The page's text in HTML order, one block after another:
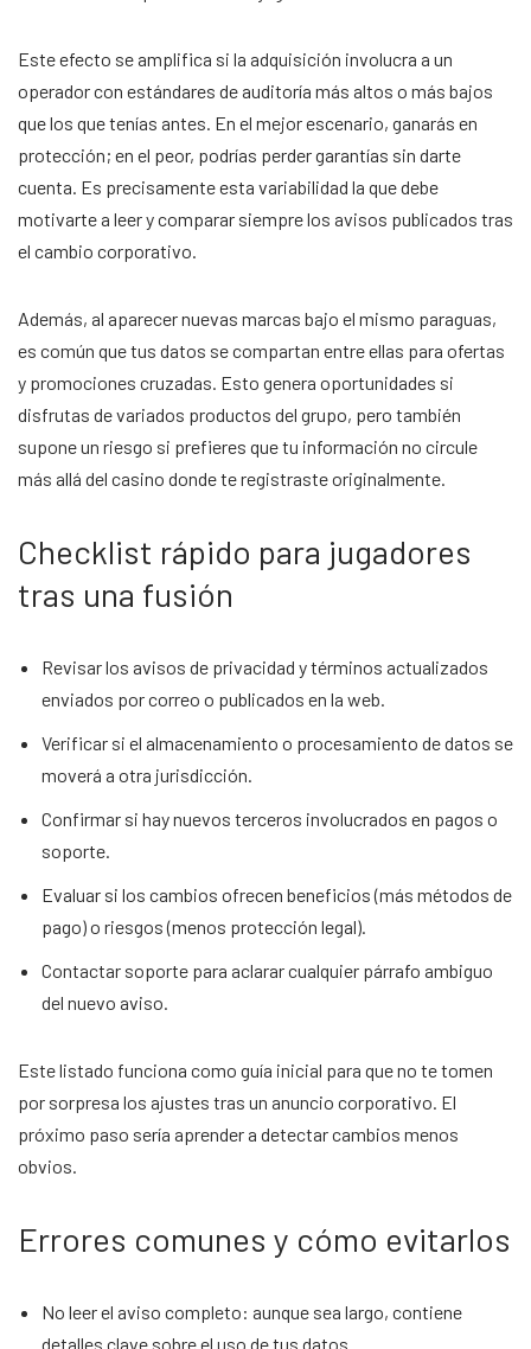
Este efecto se amplifica si la adquisición involucra a un
operador con estándares de auditoría más altos o más bajos
que los que tenías antes. En el mejor escenario, ganarás en
protección; en el peor, podrías perder garantías sin darte
cuenta. Es precisamente esta variabilidad la que debe
motivarte a leer y comparar siempre los avisos publicados tras
el cambio corporativo.
Además, al aparecer nuevas marcas bajo el mismo paraguas,
es común que tus datos se compartan entre ellas para ofertas
y promociones cruzadas. Esto genera oportunidades si
disfrutas de variados productos del grupo, pero también
supone un riesgo si prefieres que tu información no circule
más allá del casino donde te registraste originalmente.
Checklist rápido para jugadores
tras una fusión
Revisar los avisos de privacidad y términos actualizados
enviados por correo o publicados en la web.
Verificar si el almacenamiento o procesamiento de datos se
moverá a otra jurisdicción.
Confirmar si hay nuevos terceros involucrados en pagos o
soporte.
Evaluar si los cambios ofrecen beneficios (más métodos de
pago) o riesgos (menos protección legal).
Contactar soporte para aclarar cualquier párrafo ambiguo
del nuevo aviso.
Este listado funciona como guía inicial para que no te tomen
por sorpresa los ajustes tras un anuncio corporativo. El
próximo paso sería aprender a detectar cambios menos
obvios.
Errores comunes y cómo evitarlos
No leer el aviso completo: aunque sea largo, contiene
detalles clave sobre el uso de tus datos.